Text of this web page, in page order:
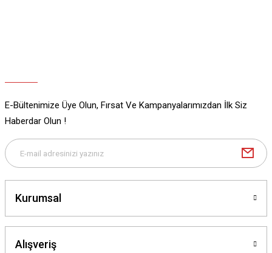
E-Bültenimize Üye Olun, Fırsat Ve Kampanyalarımızdan İlk Siz
Haberdar Olun !
Kurumsal
Alışveriş